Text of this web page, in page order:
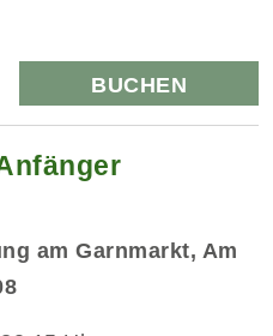
BUCHEN
am Garnmarkt, Am